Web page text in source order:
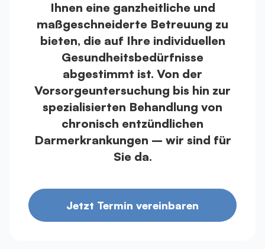
Ihnen eine ganzheitliche und
maßgeschneiderte Betreuung zu
bieten, die auf Ihre individuellen
Gesundheitsbedürfnisse
abgestimmt ist. Von der
Vorsorgeuntersuchung bis hin zur
spezialisierten Behandlung von
chronisch entzündlichen
Darmerkrankungen – wir sind für
Sie da.
Jetzt Termin vereinbaren